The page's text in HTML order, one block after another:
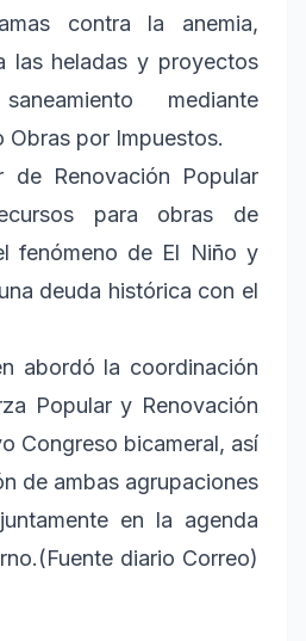
contra la anemia,
las heladas y proyectos
mediante
Obras por Impuestos.
de Renovación Popular
para obras de
fenómeno de El Niño y
deuda histórica con el
abordó la coordinación
Popular y Renovación
Congreso bicameral, así
de ambas agrupaciones
en la agenda
diario Correo)